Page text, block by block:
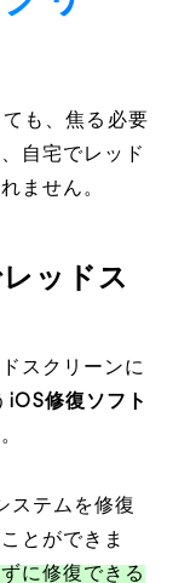
も、焦る必要
自宅でレッド
ません。
ッドス
スクリーンに
iOS修復ソフト
ステムを修復
とができま
に修復できる